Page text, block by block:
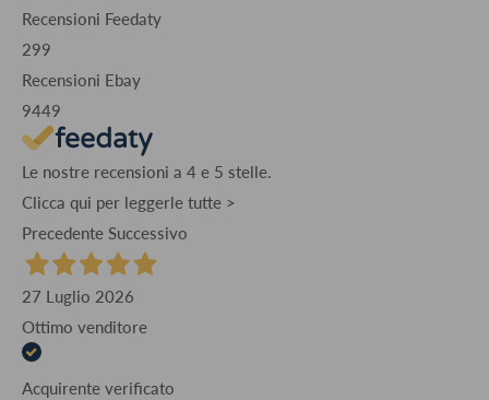
Recensioni Feedaty
299
Recensioni Ebay
9449
Le nostre recensioni a 4 e 5 stelle.
Clicca qui per leggerle tutte >
Precedente Successivo
27 Luglio 2026
Ottimo venditore
Acquirente verificato